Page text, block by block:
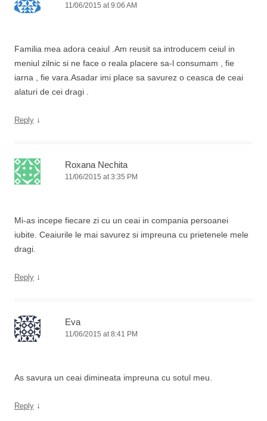
11/06/2015 at 9:06 AM
Familia mea adora ceaiul .Am reusit sa introducem ceiul in
meniul zilnic si ne face o reala placere sa-l consumam , fie
iarna , fie vara.Asadar imi place sa savurez o ceasca de ceai
alaturi de cei dragi .
Reply ↓
Roxana Nechita
11/06/2015 at 3:35 PM
Mi-as incepe fiecare zi cu un ceai in compania persoanei
iubite. Ceaiurile le mai savurez si impreuna cu prietenele mele
dragi.
Reply ↓
Eva
11/06/2015 at 8:41 PM
As savura un ceai dimineata impreuna cu sotul meu.
Reply ↓